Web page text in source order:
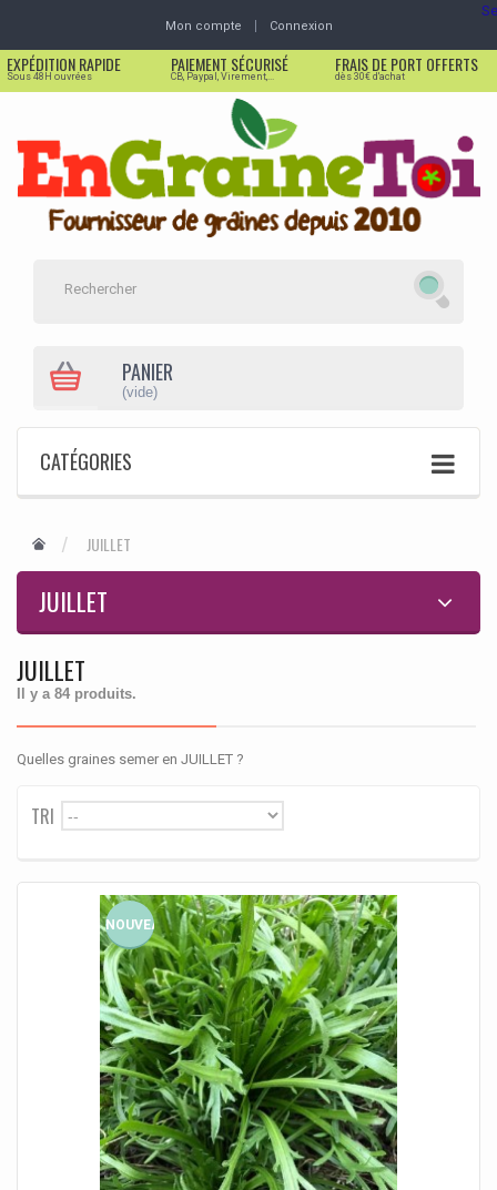
Mon compte Connexion
EXPÉDITION RAPIDE
Sous 48H ouvrées
PAIEMENT SÉCURISÉ
CB, Paypal, Virement,...
FRAIS DE PORT OFFERTS
dès 30€ d'achat
PANIER
(vide)
CATÉGORIES
JUILLET
JUILLET
JUILLET
Il y a 84 produits.
Quelles graines semer en JUILLET ?
TRI --
NOUVEAU